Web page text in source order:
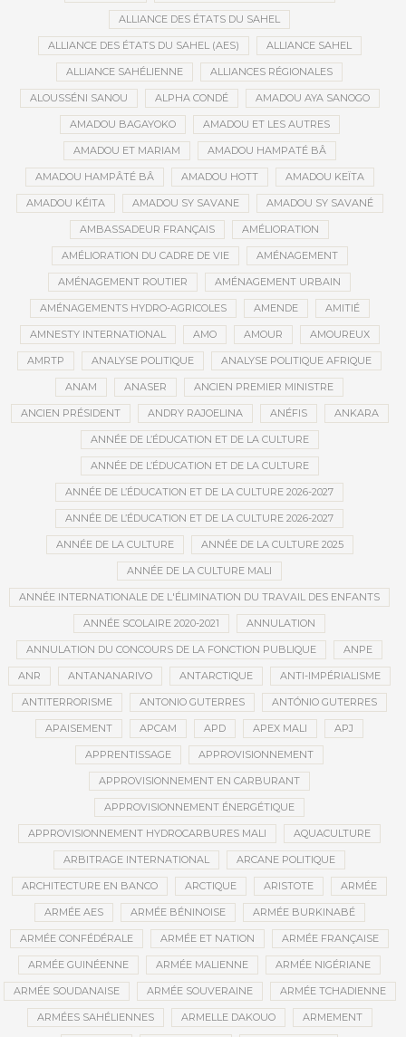
ALLIANCE DES ÉTATS DU SAHEL
ALLIANCE DES ÉTATS DU SAHEL (AES) ALLIANCE SAHEL
ALLIANCE SAHÉLIENNE ALLIANCES RÉGIONALES
ALOUSSÉNI SANOU ALPHA CONDÉ AMADOU AYA SANOGO
AMADOU BAGAYOKO AMADOU ET LES AUTRES
AMADOU ET MARIAM AMADOU HAMPATÉ BÂ
AMADOU HAMPÂTÉ BÂ AMADOU HOTT AMADOU KEÏTA
AMADOU KÉITA AMADOU SY SAVANE AMADOU SY SAVANÉ
AMBASSADEUR FRANÇAIS AMÉLIORATION
AMÉLIORATION DU CADRE DE VIE AMÉNAGEMENT
AMÉNAGEMENT ROUTIER AMÉNAGEMENT URBAIN
AMÉNAGEMENTS HYDRO-AGRICOLES AMENDE AMITIÉ
AMNESTY INTERNATIONAL AMO AMOUR AMOUREUX
AMRTP ANALYSE POLITIQUE ANALYSE POLITIQUE AFRIQUE
ANAM ANASER ANCIEN PREMIER MINISTRE
ANCIEN PRÉSIDENT ANDRY RAJOELINA ANÉFIS ANKARA
ANNÉE DE L’ÉDUCATION ET DE LA CULTURE
ANNÉE DE L’ÉDUCATION ET DE LA CULTURE
ANNÉE DE L’ÉDUCATION ET DE LA CULTURE 2026-2027
ANNÉE DE L’ÉDUCATION ET DE LA CULTURE 2026-2027
ANNÉE DE LA CULTURE ANNÉE DE LA CULTURE 2025
ANNÉE DE LA CULTURE MALI
ANNÉE INTERNATIONALE DE L'ÉLIMINATION DU TRAVAIL DES ENFANTS
ANNÉE SCOLAIRE 2020-2021 ANNULATION
ANNULATION DU CONCOURS DE LA FONCTION PUBLIQUE ANPE
ANR ANTANANARIVO ANTARCTIQUE ANTI-IMPÉRIALISME
ANTITERRORISME ANTONIO GUTERRES ANTÓNIO GUTERRES
APAISEMENT APCAM APD APEX MALI APJ
APPRENTISSAGE APPROVISIONNEMENT
APPROVISIONNEMENT EN CARBURANT
APPROVISIONNEMENT ÉNERGÉTIQUE
APPROVISIONNEMENT HYDROCARBURES MALI AQUACULTURE
ARBITRAGE INTERNATIONAL ARCANE POLITIQUE
ARCHITECTURE EN BANCO ARCTIQUE ARISTOTE ARMÉE
ARMÉE AES ARMÉE BÉNINOISE ARMÉE BURKINABÉ
ARMÉE CONFÉDÉRALE ARMÉE ET NATION ARMÉE FRANÇAISE
ARMÉE GUINÉENNE ARMÉE MALIENNE ARMÉE NIGÉRIANE
ARMÉE SOUDANAISE ARMÉE SOUVERAINE ARMÉE TCHADIENNE
ARMÉES SAHÉLIENNES ARMELLE DAKOUO ARMEMENT